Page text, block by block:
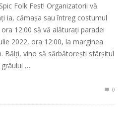
Folk Fest! Organizatorii vă
ia, cămașa sau întreg costumul
12:00 să vă alăturați paradei
2022, ora 12:00, la marginea
Bălți, vino să sărbătorești sfârșitul
…
0